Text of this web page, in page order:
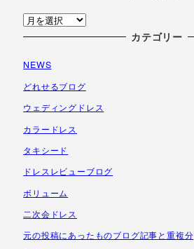
ア
ー
イ
ブ
カテゴリー
NEWS
どれせるブログ
ウェディングドレス
カラードレス
タキシード
ドレスレビューブログ
ボリューム
二次会ドレス
元の投稿にあったものブログ記事と重複分